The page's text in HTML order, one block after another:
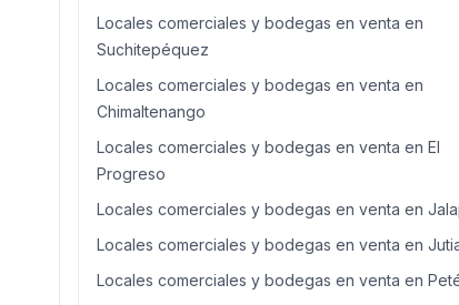
Locales comerciales y bodegas en venta en
Suchitepéquez
Locales comerciales y bodegas en venta en
Chimaltenango
Locales comerciales y bodegas en venta en El
Progreso
Locales comerciales y bodegas en venta en
Locales comerciales y bodegas en venta en
Locales comerciales y bodegas en venta en